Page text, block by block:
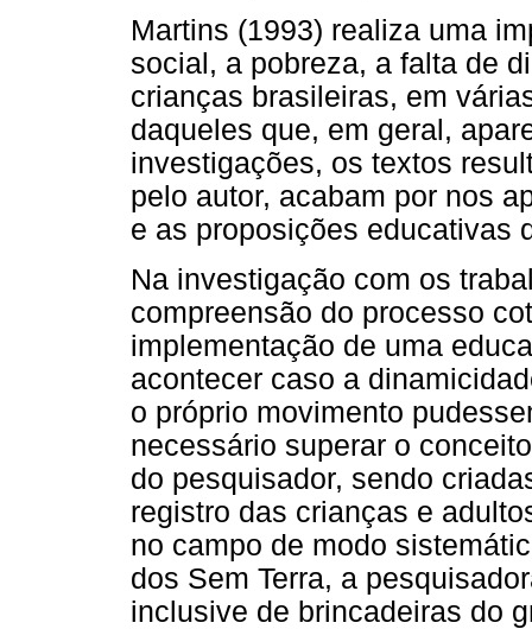
Martins (1993) realiza uma
social, a pobreza, a falta de
crianças brasileiras, em
daqueles que, em geral,
investigações, os textos
pelo autor, acabam por nos
e as proposições educativas
Na investigação com os
compreensão do processo
implementação de uma
acontecer caso a
o próprio movimento
necessário superar o
do pesquisador, sendo
registro das crianças e
no campo de modo
dos Sem Terra, a
inclusive de brincadeiras do